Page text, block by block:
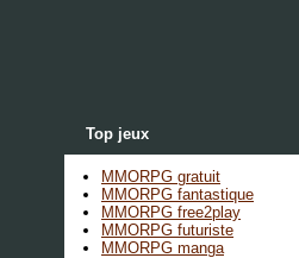
Top jeux
MMORPG gratuit
MMORPG fantastique
MMORPG free2play
MMORPG futuriste
MMORPG manga